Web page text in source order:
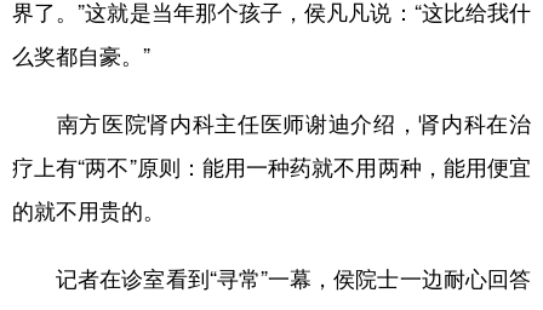
界了。”这就是当年那个孩子，侯凡凡说：“这比给我什
么奖都自豪。”
南方医院肾内科主任医师谢迪介绍，肾内科在治
疗上有“两不”原则：能用一种药就不用两种，能用便宜
的就不用贵的。
记者在诊室看到“寻常”一幕，侯院士一边耐心回答